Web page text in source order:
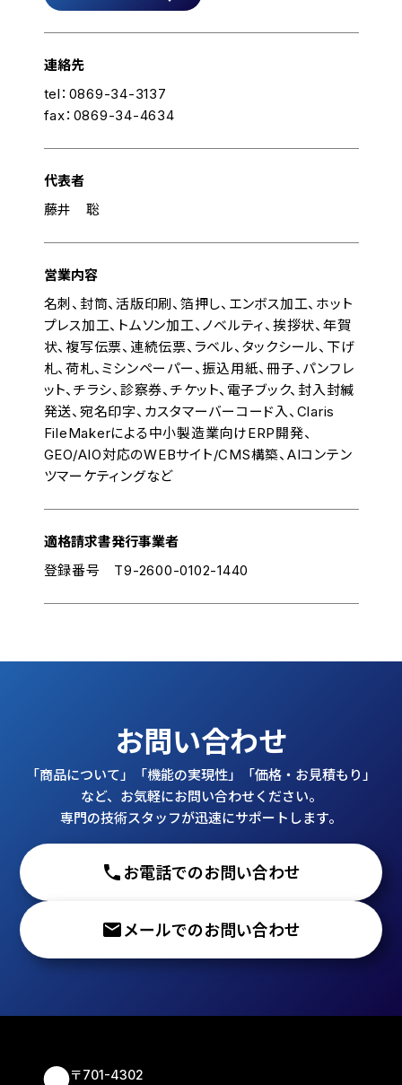
連絡先
tel：0869-34-3137
fax：0869-34-4634
代表者
藤井 聡
営業内容
名刺、封筒、活版印刷、箔押し、エンボス加工、ホット
プレス加工、トムソン加工、ノベルティ、挨拶状、年賀
状、複写伝票、連続伝票、ラベル、タックシール、下げ
札、荷札、ミシンペーパー、振込用紙、冊子、パンフレ
ット、チラシ、診察券、チケット、電子ブック、封入封緘
発送、宛名印字、カスタマーバーコード入、Claris
FileMakerによる中小製造業向けERP開発、
GEO/AIO対応のWEBサイト/CMS構築、AIコンテン
ツマーケティングなど
適格請求書発行事業者
登録番号 T9-2600-0102-1440
お問い合わせ
「商品について」「機能の実現性」「価格・お見積もり」
など、お気軽にお問い合わせください。
専門の技術スタッフが迅速にサポートします。
phone お電話でのお問い合わせ
emailメールでのお問い合わせ
〒701-4302